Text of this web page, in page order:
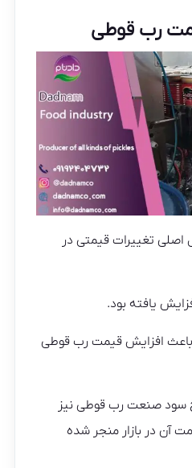
رب قوطی
اصلی تغییرات قیمتی در
یافته بود.
باعث افزایش قیمت رب قوطی
سود صنعت رب قوطی نیز
آن در بازار منجر شده